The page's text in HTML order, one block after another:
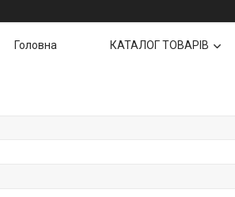
Головна КАТАЛОГ ТОВАРІВ